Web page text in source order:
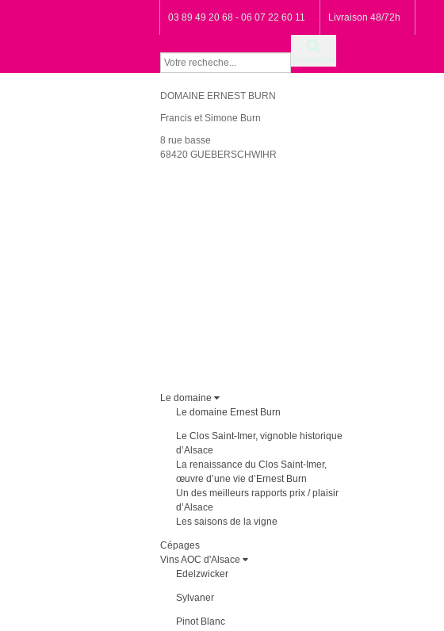
03 89 49 20 68 - 06 07 22 60 11 Livraison 48/72h
Rechercher
DOMAINE ERNEST BURN
Francis et Simone Burn
8 rue basse
68420 GUEBERSCHWIHR
Le domaine
Le domaine Ernest Burn
Le Clos Saint-Imer, vignoble historique
d’Alsace
La renaissance du Clos Saint-Imer,
œuvre d’une vie d’Ernest Burn
Un des meilleurs rapports prix / plaisir
d’Alsace
Les saisons de la vigne
Cépages
Vins AOC d'Alsace
Edelzwicker
Sylvaner
Pinot Blanc